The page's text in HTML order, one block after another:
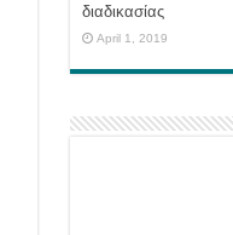
διαδικασίας
April 1, 2019